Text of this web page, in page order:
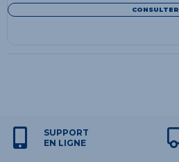
CONSULTER
SUPPORT
EN LIGNE